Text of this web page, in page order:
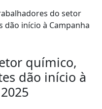
do setor
início à Campanha
químico,
dão início à